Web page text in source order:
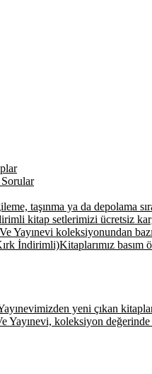
Sorular
taşınma ya da depolama
kitap setlerimizi ücretsiz
Ve Yayınevi koleksiyonundan
İndirimli)Kitaplarımız basım
yeni çıkan
Yayınevi, koleksiyon